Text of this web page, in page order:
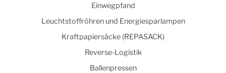
Einwegpfand
Leuchtstoffröhren und Energiesparlampen
Kraftpapiersäcke (REPASACK)
Reverse-Logistik
Ballenpressen